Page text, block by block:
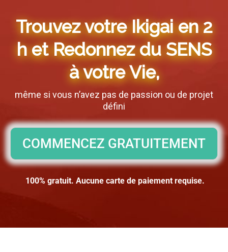
Trouvez votre Ikigai en 2
h et Redonnez du SENS
à votre Vie,
même si vous n’avez pas de passion ou de projet
défini
COMMENCEZ GRATUITEMENT
100% gratuit. Aucune carte de paiement requise.